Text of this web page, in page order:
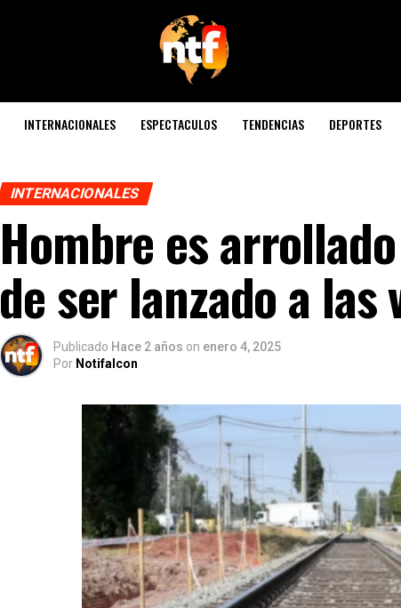
INTERNACIONALES ESPECTACULOS TENDENCIAS DEPORTES
INTERNACIONALES
Hombre es
de ser lanzado a las
Publicado Hace 2 años on enero 4, 2025
Por Notifalcon